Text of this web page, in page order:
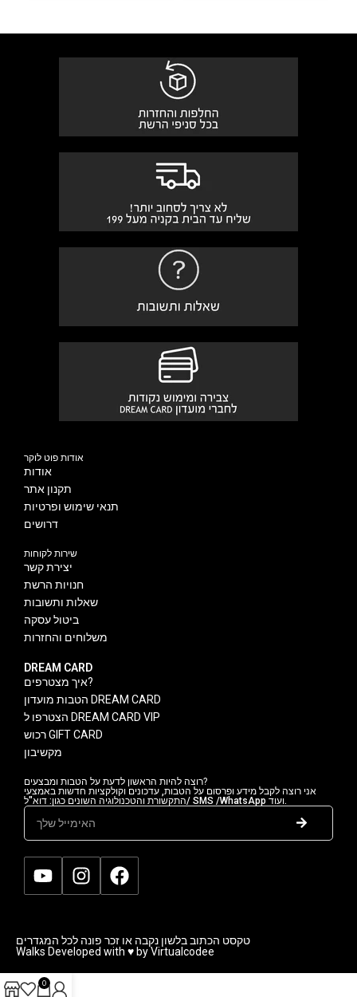
אודות פוט לוקר
אודות
תקנון אתר
תנאי שימוש ופרטיות
דרושים
שירות לקוחות
יצירת קשר
חנויות הרשת
שאלות ותשובות
ביטול עסקה
משלוחים והחזרות
DREAM CARD
איך מצטרפים?
הטבות מועדון DREAM CARD
הצטרפו ל DREAM CARD VIP
רכוש GIFT CARD
מקשיבון
רוצה להיות הראשון לדעת על הטבות ומבצעים?
אני רוצה לקבל מידע ופרסום על הטבות, עדכונים וקולקציות חדשות באמצעי
התקשורת והטכנולוגיה השונים כגון: דוא"ל/ SMS /WhatsApp ועוד.
טקסט הכתוב בלשון נקבה או זכר פונה לכל המגדרים
Walks Developed with ♥ by Virtualcodee
0